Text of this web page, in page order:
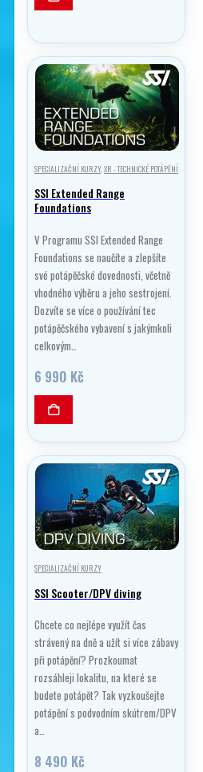
SPECIALIZAČNÍ KURZY, XR - TECHNICKÉ POTÁPĚNÍ
SSI Extended Range
Foundations
V Programu SSI Extended Range
Foundations se naučíte a zlepšíte
své potápěčské dovednosti, včetně
vhodného výběru a jeho sestrojení.
Dozvíte se více o používání tec
potápěčského vybavení s jakýmkoli
celkovým…
6 990 Kč
SPECIALIZAČNÍ KURZY
SSI Scooter/DPV diving
Chcete co nejlépe využít čas
strávený na dně a užít si více zábavy
při potápění? Prozkoumat
rozsáhleji lokalitu, na které se
budete potápět? Tak vyzkoušejte
potápění s podvodním skútrem/DPV
a…
8 490 Kč